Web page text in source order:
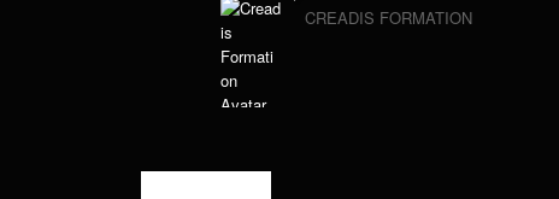
CREADIS FORMATION